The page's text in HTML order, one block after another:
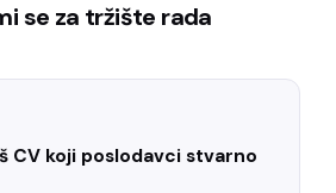
se za tržište rada
CV koji poslodavci stvarno